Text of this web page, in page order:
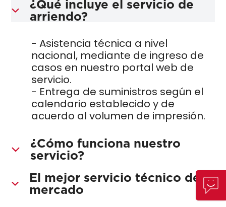
¿Qué incluye el servicio de
arriendo?
-Asistencia técnica a nivel
nacional, mediante de ingreso de
casos en nuestro portal web de
servicio.
- Entrega de suministros según el
calendario establecido y de
acuerdo alvolumen de impresión.
¿Cómo funciona nuestro
servicio?
El mejor servicio técnico del
mercado